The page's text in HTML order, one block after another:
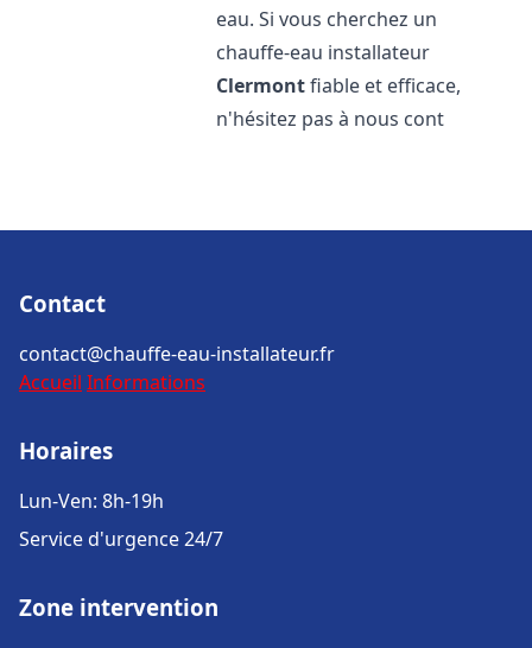
eau. Si vous cherchez un
chauffe-eau installateur
Clermontfiable et efficace,
n'hésitez pas à nous cont
Contact
contact@chauffe-eau-installateur.fr
Accueil Informations
Horaires
Lun-Ven: 8h-19h
Service d'urgence 24/7
Zone intervention